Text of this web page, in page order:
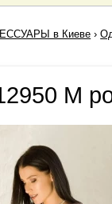
в Киеве ›
M